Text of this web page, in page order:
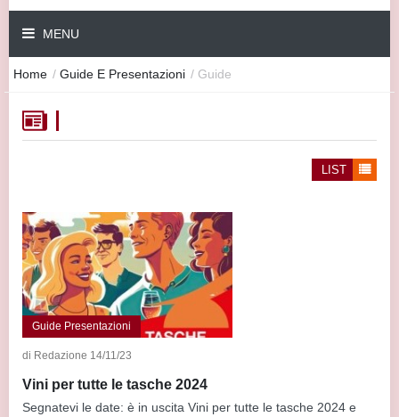
MENU
Home / Guide E Presentazioni / Guide
LIST
Guide Presentazioni
di Redazione 14/11/23
Vini per tutte le tasche 2024
Segnatevi le date: è in uscita Vini per tutte le tasche 2024 e